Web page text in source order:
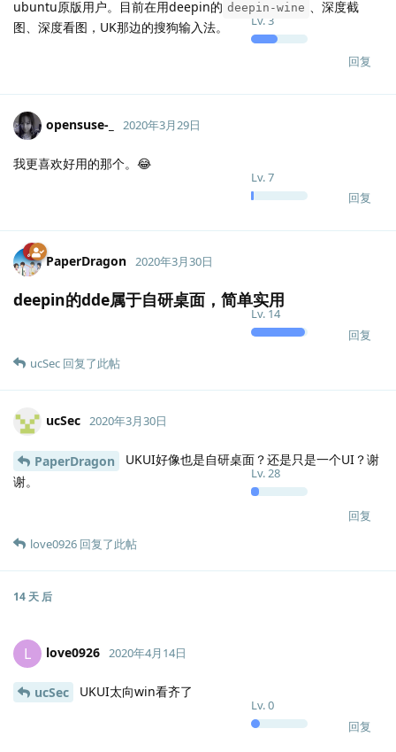
Lv.3
ubuntu原版用户。目前在用deepin的 deepin-wine 、深度截
图、深度看图，UK那边的搜狗输入法。
回复
opensuse-_
Lv.7
2020年3月29日
我更喜欢好用的那个。😂
回复
PaperDragon
Lv. 14
2020年3月30日
deepin的dde属于自研桌面，简单实用
回复
ucSec 回复了此帖
ucSec
Lv.28
2020年3月30日
PaperDragon
UKUI好像也是自研桌面？还是只是一个UI？谢
谢。
回复
love0926 回复了此帖
14 天 后
L love0926
Lv.0
2020年4月14日
ucSec UKUI太向win看齐了
回复